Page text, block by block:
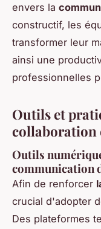
envers la
constructif, les
transformer leur
ainsi une
professionnelles
Outils et
collaboration
Outils
communication
Afin de renforcer
crucial d'adopter
Des plateformes